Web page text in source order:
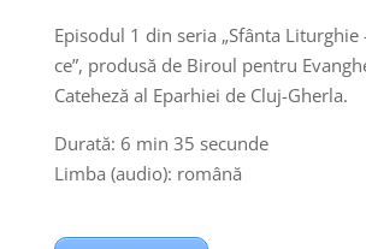
Episodul 1 din seria „Sfânta Liturghie
ce”, produsă de Biroul pentru
Cateheză al Eparhiei de Cluj-Gherla.
Durată: 6 min 35 secunde
Limba (audio): română